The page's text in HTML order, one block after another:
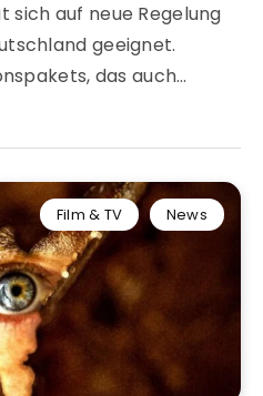
sich auf neue Regelung
geeignet.
das auch…
Film & TV News